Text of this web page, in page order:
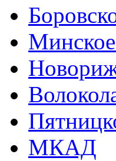
МКАД